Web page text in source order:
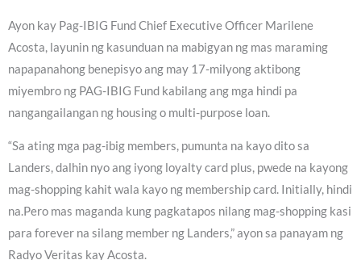
Ayon kay Pag-IBIG Fund Chief Executive Officer Marilene
Acosta, layunin ng kasunduan na mabigyan ng mas maraming
napapanahong benepisyo ang may 17-milyong aktibong
miyembro ng PAG-IBIG Fund kabilang ang mga hindi pa
nangangailangan ng housing o multi-purpose loan.
“Sa ating mga pag-ibig members, pumunta na kayo dito sa
Landers, dalhin nyo ang iyong loyalty card plus, pwede na kayong
mag-shopping kahit wala kayo ng membership card. Initially, hindi
na.Pero mas maganda kung pagkatapos nilang mag-shopping kasi
para forever na silang member ng Landers,” ayon sa panayam ng
Radyo Veritas kay Acosta.